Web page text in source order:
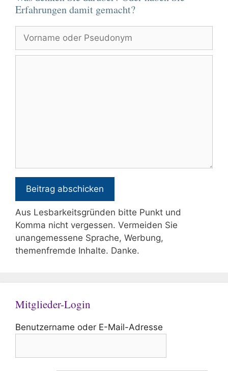
Erfahrungen damit gemacht?
oder
Pseudonym
Aus Lesbarkeitsgründen bitte Punkt und
Komma nicht vergessen. Vermeiden Sie
unangemessene Sprache, Werbung,
themenfremde Inhalte. Danke.
Mitglieder-Login
Benutzername oder E-Mail-Adresse